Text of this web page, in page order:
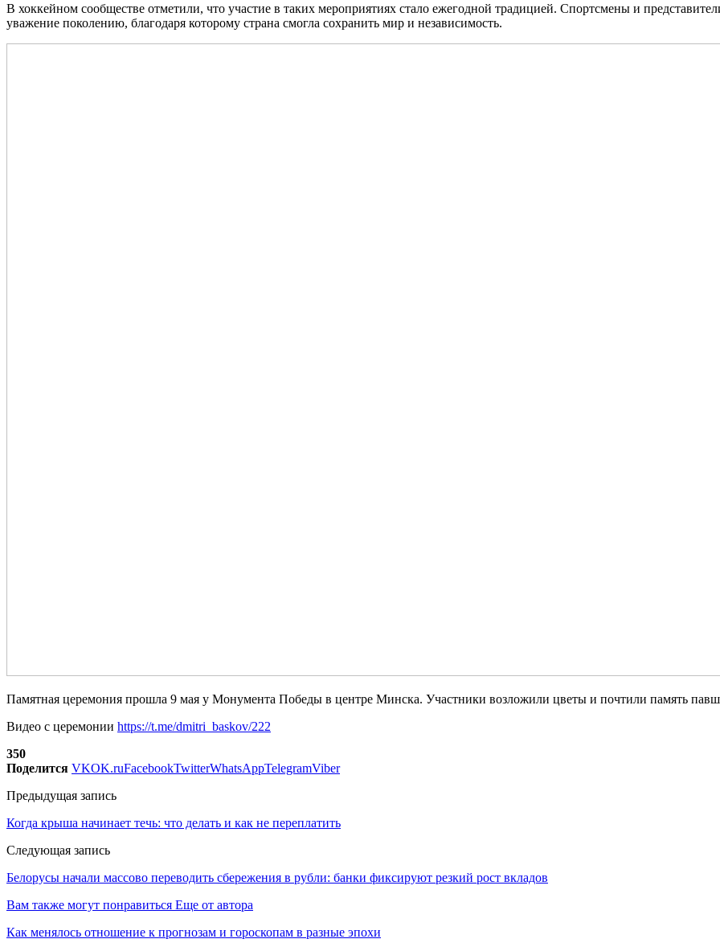
В хоккейном сообществе отметили, что участие в таких мероприятиях стало ежегодной традицией. Спортсмены и
уважение поколению, благодаря которому страна смогла сохранить мир и независимость.
Памятная церемония прошла 9 мая у Монумента Победы в центре Минска. Участники возложили цветы и почтили память
Видео с церемонии https://t.me/dmitri_baskov/222
350
Поделится VKOK.ruFacebookTwitterWhatsAppTelegramViber
Предыдущая запись
Когда крыша начинает течь: что делать и как не переплатить
Следующая запись
Белорусы начали массово переводить сбережения в рубли: банки фиксируют резкий рост вкладов
Вам также могут понравиться Еще от автора
Как менялось отношение к прогнозам и гороскопам в разные эпохи